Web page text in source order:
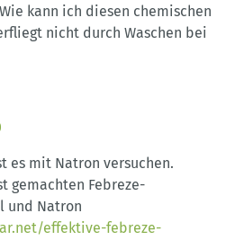
kann ich diesen chemischen
nicht durch Waschen bei
es mit Natron versuchen.
gemachten Febreze-
und Natron
effektive-febreze-